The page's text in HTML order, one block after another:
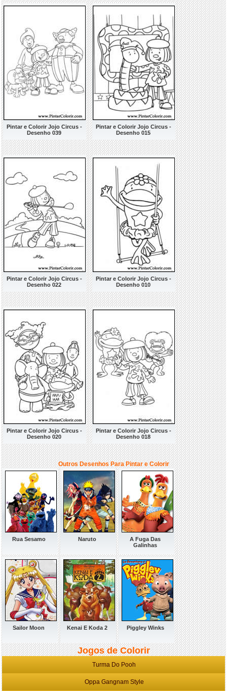
Pintar e Colorir Jojo Circus -
Desenho 039
Pintar e Colorir Jojo Circus -
Desenho 015
Pintar e Colorir Jojo Circus -
Desenho 022
Pintar e Colorir Jojo Circus -
Desenho 010
Pintar e Colorir Jojo Circus -
Desenho 020
Pintar e Colorir Jojo Circus -
Desenho 018
Outros Desenhos Para Pintar e Colorir
Rua Sesamo Naruto
A Fuga Das
Galinhas
Sailor Moon Kenai E Koda 2 Piggley Winks
Jogos de Colorir
Turma Do Pooh
Oppa Gangnam Style